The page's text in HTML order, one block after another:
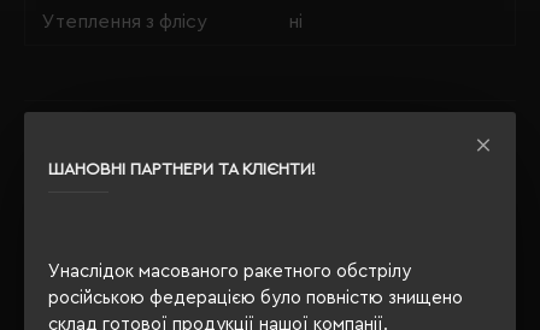
ШАНОВНІ ПАРТНЕРИ ТА КЛІЄНТИ!
Унаслідок масованого ракетного обстрілу
російською федерацією було повністю знищено
склад готової продукції нашої компанії.
Утеплення з флісу ні
РЕКОМЕНДУЄМО